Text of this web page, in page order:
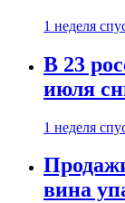
1 неделя
В 23
июля
1 неделя
вина